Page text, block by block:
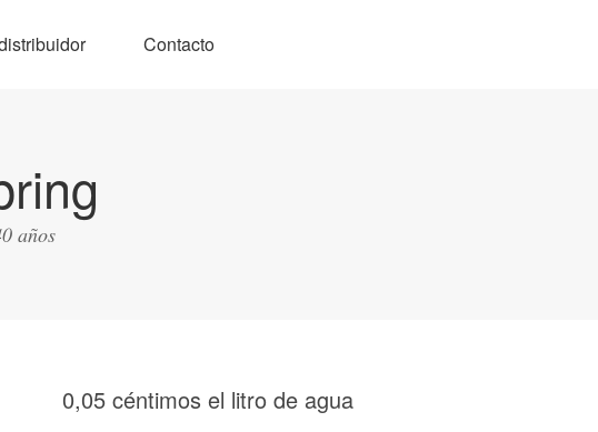
Contacto
años
0,05 céntimos el litro de agua